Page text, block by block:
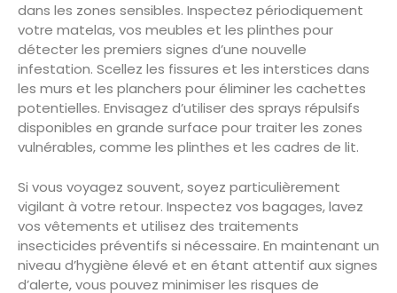
dans les zones sensibles. Inspectez périodiquement
votre matelas, vos meubles et les plinthes pour
détecter les premiers signes d’une nouvelle
infestation. Scellez les fissures et les interstices dans
les murs et les planchers pour éliminer les cachettes
potentielles. Envisagez d’utiliser des sprays répulsifs
disponibles en grande surface pour traiter les zones
vulnérables, comme les plinthes et les cadres de lit.
Si vous voyagez souvent, soyez particulièrement
vigilant à votre retour. Inspectez vos bagages, lavez
vos vêtements et utilisez des traitements
insecticides préventifs si nécessaire. En maintenant un
niveau d’hygiène élevé et en étant attentif aux signes
d’alerte, vous pouvez minimiser les risques de